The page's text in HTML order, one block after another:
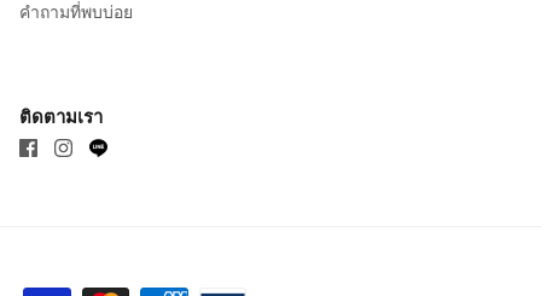
คำถามที่พบบ่อย
ติดตามเรา